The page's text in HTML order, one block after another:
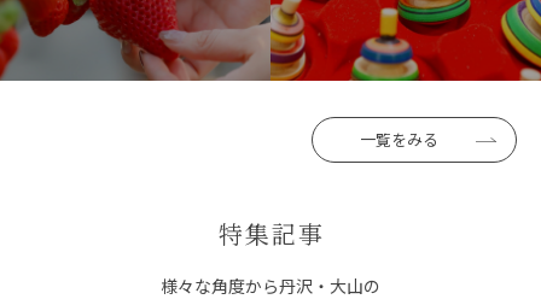
一覧をみる
特集記事
様々な角度から丹沢・大山の